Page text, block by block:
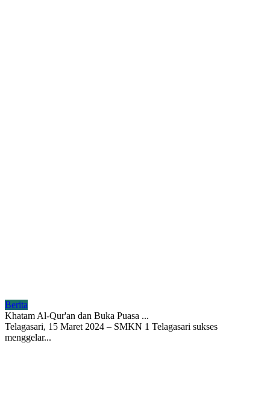
Berita
Khatam Al-Qur'an dan Buka Puasa ...
Telagasari, 15 Maret 2024 – SMKN 1 Telagasari sukses
menggelar...